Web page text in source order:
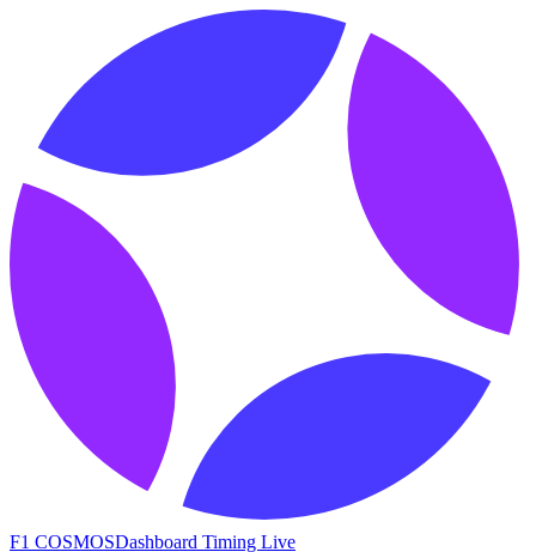
F1 COSMOSDashboard Timing Live